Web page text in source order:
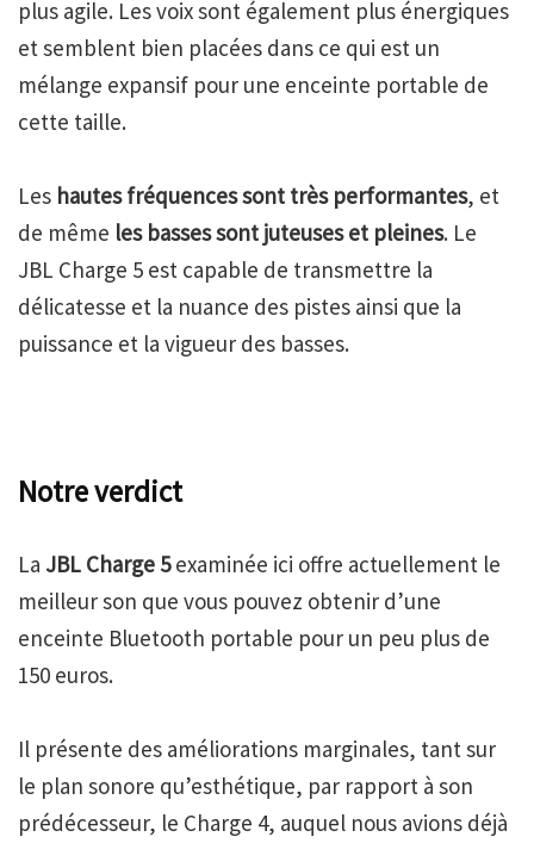
plus agile. Les voix sont également plus énergiques
et semblent bien placées dans ce qui est un
mélange expansif pour une enceinte portable de
cette taille.
Les hautes fréquences sont très performantes, et
de même les basses sont juteuses et pleines. Le
JBL Charge 5 est capable de transmettre la
délicatesse et la nuance des pistes ainsi que la
puissance et la vigueur des basses.
Notre verdict
La JBL Charge 5examinée ici offre actuellement le
meilleur son que vous pouvez obtenir d’une
enceinte Bluetooth portable pour un peu plus de
150 euros.
Il présente des améliorations marginales, tant sur
le plan sonore qu’esthétique, par rapport à son
prédécesseur, le Charge 4, auquel nous avions déjà